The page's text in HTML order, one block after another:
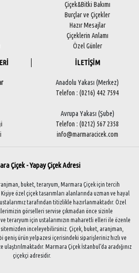
Çiçek&Bitki Bakımı
Burçlar ve Çiçekler
Hazır Mesajlar
Çiçeklerin Anlamı
Özel Günler
İLETİŞİM
Anadolu Yakası (Merkez)
Telefon : (0216) 442 7594
Avrupa Yakası (Şube)
Telefon : (0212) 567 2358
info@marmaracicek.com
Çiçek - Yapay Çiçek Adresi
buket, teraryum, Marmara Çiçek için tercih
özel çiçek tasarımları alanlarında uzman ve hayal
tarafından titizlikle hazırlanmaktadır. Özel
görselleri servise çıkmadan önce sizinle
teraryum için ustalarımızın maharetli elleri ile özenle
sitemizden inceleyebilirsiniz. Çiçek, buket, aranjman,
geniş ürün yelpazesi içerisindeki siparişleriniz hızlı ve
Marmara Çiçek İstanbul'da aradığınız
çiçekçi adresidir.